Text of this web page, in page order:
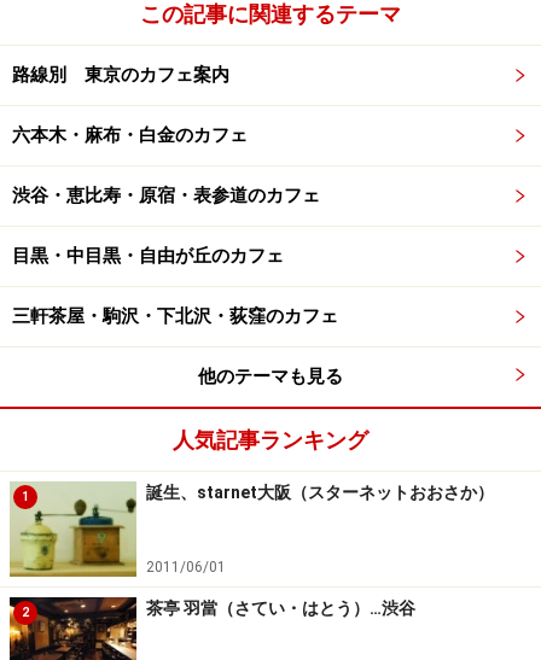
この記事に関連するテーマ
路線別 東京のカフェ案内
六本木・麻布・白金のカフェ
渋谷・恵比寿・原宿・表参道のカフェ
目黒・中目黒・自由が丘のカフェ
三軒茶屋・駒沢・下北沢・荻窪のカフェ
他のテーマも見る
人気記事ランキング
1 誕生、starnet大阪（スターネットおおさか）
2011/06/01
2 茶亭 羽當（さてい・はとう）…渋谷